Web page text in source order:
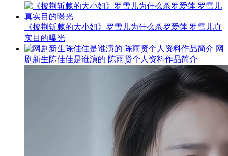
《披荆斩棘的大小姐》罗雪儿为什么杀罗爱莲 罗雪儿真
实目的曝光
网
剧新生陈佳佳是谁演的 陈雨贤个人资料作品简介